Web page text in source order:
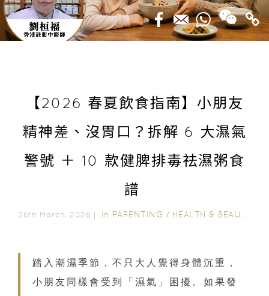
【2026 春夏飲食指南】小朋友
精神差、沒胃口？拆解 6 大濕氣
警號 ＋ 10 款健脾排毒祛濕粥食
譜
26th March, 2026｜ In PARENTING / HEALTH & BEAUTY
踏入潮濕季節，不只大人覺得身體沉重，
小朋友同樣會受到「濕氣」困擾。如果發